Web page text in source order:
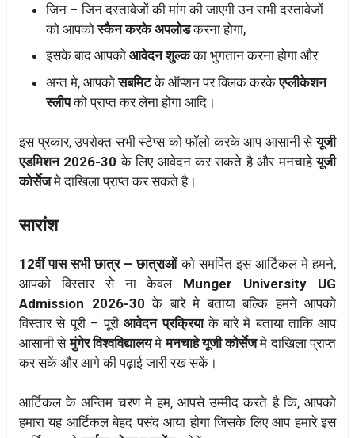
जिन – जिन दस्तावेजों की मांग की जाएगी उन सभी दस्तावेजों
को आपकोस्कैन करके अपलोडकरना होगा,
इसके बाद आपको आवेदन शुल्कका भुगतान करना होगा और
अन्त मे, आपकोसबमिटके ऑप्शन पर क्लिक करकेएप्लीकेशन
स्लीपको प्राप्त कर लेना होगा आदि।
इस प्रकार, उपरोक्त सभी स्टेप्स को फॉलो करके आप आसानी सेयूजी
एडमिशन 2026-30 के लिए आवेदन कर सकते है और मनचाहेयूजी
कोर्सेजमे दाखिला प्राप्त कर सकते है।
सारांश
12वीं पास सभी छात्र – छात्राओंको समर्पित इस आर्टिकल मे हमने,
आपको विस्तार से ना केवल Munger University UG
Admission 2026-30 के बारे मे बताया बल्कि हमने आपको
विस्तार से पूरी – पूरी आवेदन प्रक्रियाके बारे मे बताया ताकि आप
आसानी सेमुंगेरविश्वविद्यालयमेमनचाहे यूजी कोर्सेजमे दाखिला प्राप्त
कर सकें और आगे की पढ़ाई जारी रख सकें।
आर्टिकल के अन्तिम चरण मे हम, आपसे उम्मीद करते है कि, आपको
हमारा यह आर्टिकल बेहद पसंद आया होगा जिसके लिए आप हमारे इस